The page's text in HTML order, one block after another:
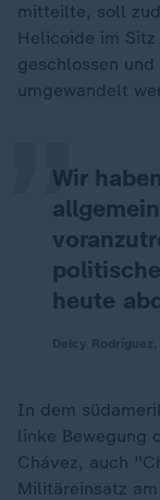
mitteilte, soll
Helicoide im
geschlossen
umgewandelt
Wir
heute
„
In dem
linke Bewegung
Chávez, auch
Militäreinsatz